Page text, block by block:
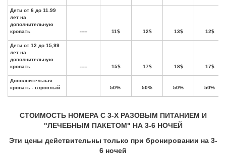
СТОИМОСТЬ НОМЕРА С 3-Х РАЗОВЫМ ПИТАНИЕМ И
"ЛЕЧЕБНЫМ ПАКЕТОМ" НА 3-6 НОЧЕЙ
Эти цены действительны только при бронировании на 3-
6 ночей